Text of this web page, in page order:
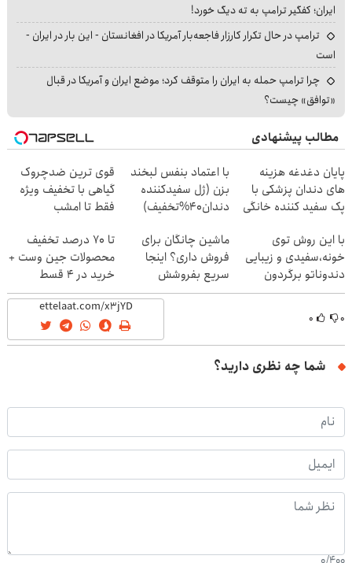
ایران؛ کفگیر ترامپ به ته دیگ خورد!
ترامپ در حال تکرار کارزار فاجعه‌بار آمریکا در افغانستان - این بار در ایران -
است
چرا ترامپ حمله به ایران را متوقف کرد؛ موضع ایران و آمریکا در قبال
«توافق» چیست؟
مطالب پیشنهادی
پایان دغدغه هزینه
های دندان پزشکی با
پک سفید کننده خانگی
با اعتماد بنفس لبخند
بزن (ژل سفیدکننده
دندان40%تخفیف)
قوی ترین ضدچروک
گیاهی با تخفیف ویژه
فقط تا امشب
با این روش توی
خونه،سفیدی و زیبایی
دندوناتو برگردون
(40%off)
ماشین چانگان برای
فروش داری؟ اینجا
سریع بفروشش
تا 70 درصد تخفیف
محصولات جین وست +
خرید در 4 قسط
۰ ۰
شما چه نظری دارید؟